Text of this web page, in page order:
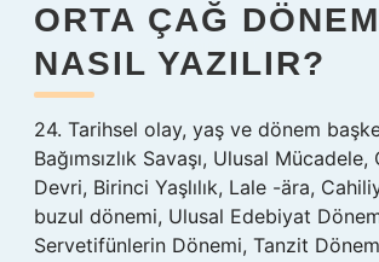
ORTA ÇAĞ
NASIL YAZILIR?
24. Tarihsel olay, yaş ve dönem
Bağımsızlık Savaşı, Ulusal Mücadele,
Devri, Birinci Yaşlılık, Lale -ära,
buzul dönemi, Ulusal Edebiyat
Servetifünlerin Dönemi, Tanzit